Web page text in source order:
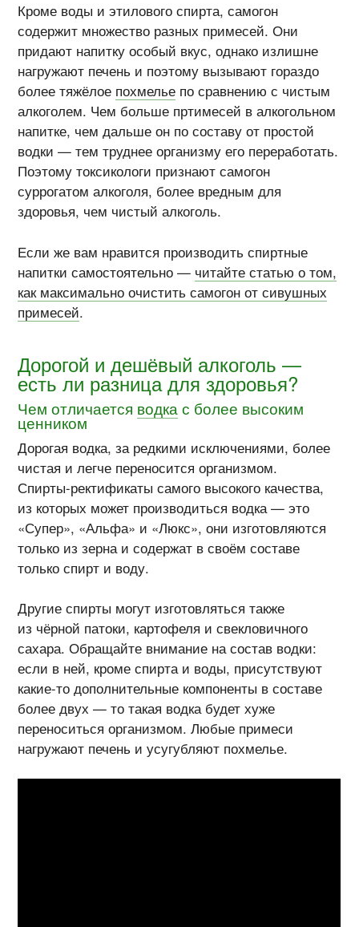
Кроме воды и этилового спирта, самогон
содержит множество разных примесей. Они
придают напитку особый вкус, однако излишне
нагружают печень и поэтому вызывают гораздо
более тяжёлое похмелье по сравнению с чистым
алкоголем. Чем больше пртимесей в алкогольном
напитке, чем дальше он по составу от простой
водки — тем труднее организму его переработать.
Поэтому токсикологи признают самогон
суррогатом алкоголя, более вредным для
здоровья, чем чистый алкоголь.
Если же вам нравится производить спиртные
напитки самостоятельно — читайте статью о том,
как максимально очистить самогон от сивушных
примесей.
Дорогой и дешёвый алкоголь —
есть ли разница для здоровья?
Чем отличается водка с более высоким
ценником
Дорогая водка, за редкими исключениями, более
чистая и легче переносится организмом.
Спирты-ректификаты самого высокого качества,
из которых может производиться водка — это
«Супер», «Альфа» и «Люкс», они изготовляются
только из зерна и содержат в своём составе
только спирт и воду.
Другие спирты могут изготовляться также
из чёрной патоки, картофеля и свекловичного
сахара. Обращайте внимание на состав водки:
если в ней, кроме спирта и воды, присутствуют
какие-то дополнительные компоненты в составе
более двух — то такая водка будет хуже
переноситься организмом. Любые примеси
нагружают печень и усугубляют похмелье.